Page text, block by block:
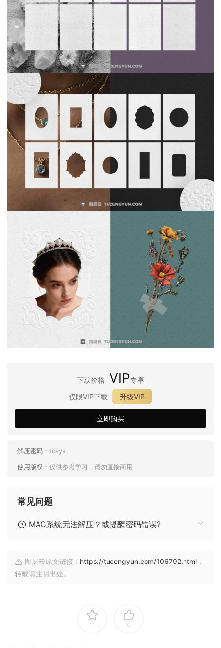
下载价格 VIP专享
仅限VIP下载
升级VIP
立即购买
解压密码： tcsys
使用版权： 仅供参考学习，请勿直接商用
常见问题
MAC系统无法解压？或提醒密码错误?
图层云原文链接： https://tucengyun.com/106792.html ，
转载请注明出处。
11 0